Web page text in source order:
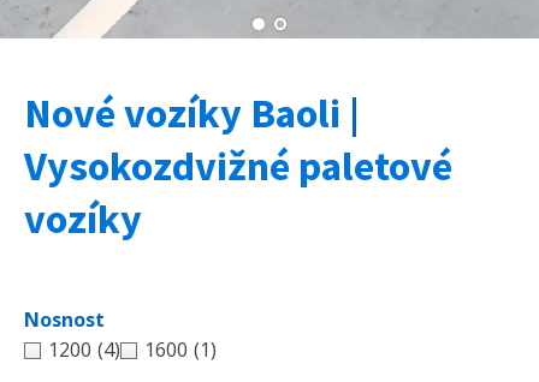
Nové vozíky Baoli |
Vysokozdvižné paletové
vozíky
Nosnost
1200 (4) 1600 (1)